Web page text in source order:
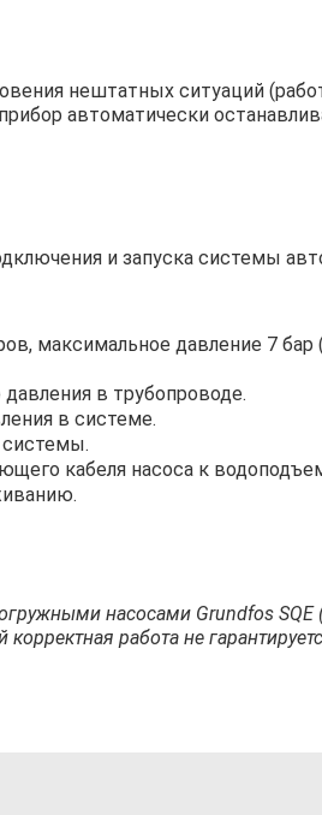
нештатных ситуаций
автоматически
и запуска системы
максимальное давление 7
в трубопроводе.
в системе.
кабеля насоса к
насосами Grundfos SQE
работа не